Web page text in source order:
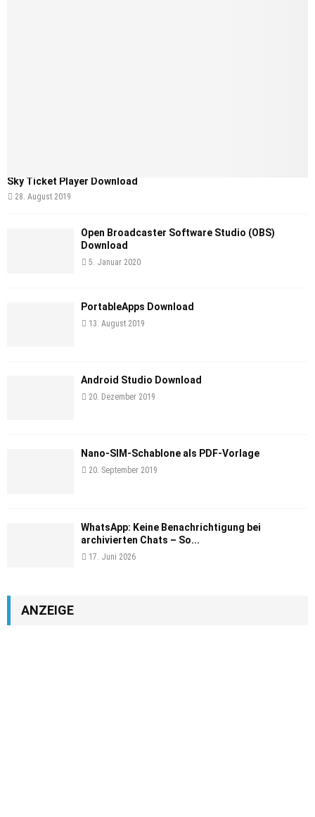
Sky Ticket Player Download
28. August 2019
Open Broadcaster Software Studio (OBS)
Download
5. Januar 2020
PortableApps Download
13. August 2019
Android Studio Download
20. Dezember 2019
Nano-SIM-Schablone als PDF-Vorlage
20. September 2019
WhatsApp: Keine Benachrichtigung bei
archivierten Chats – So...
17. Juni 2026
ANZEIGE